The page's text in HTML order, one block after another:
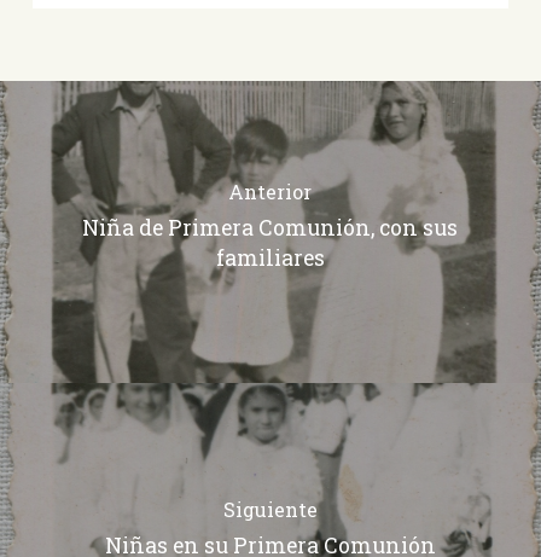
Anterior
Niña de Primera Comunión, con sus
familiares
Siguiente
Niñas en su Primera Comunión